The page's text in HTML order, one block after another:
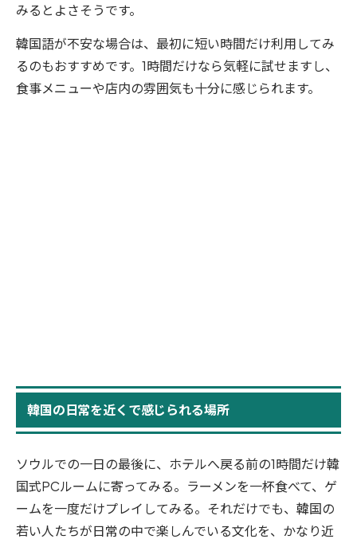
みるとよさそうです。
韓国語が不安な場合は、最初に短い時間だけ利用してみ
るのもおすすめです。1時間だけなら気軽に試せますし、
食事メニューや店内の雰囲気も十分に感じられます。
韓国の日常を近くで感じられる場所
ソウルでの一日の最後に、ホテルへ戻る前の1時間だけ韓
国式PCルームに寄ってみる。ラーメンを一杯食べて、ゲ
ームを一度だけプレイしてみる。それだけでも、韓国の
若い人たちが日常の中で楽しんでいる文化を、かなり近